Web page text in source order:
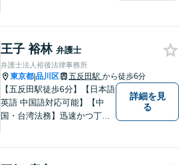
とやお悩みがございました
ら、お気軽にご相談くださ
い。
王子 裕林 弁護士
弁護士法人裕後法律事務所
東京都|品川区 五反田駅 から徒歩6分
【五反田駅徒歩6分】【日本語
英語 中国語対応可能】【中
国・台湾法務】迅速かつ丁寧
詳細を見
る